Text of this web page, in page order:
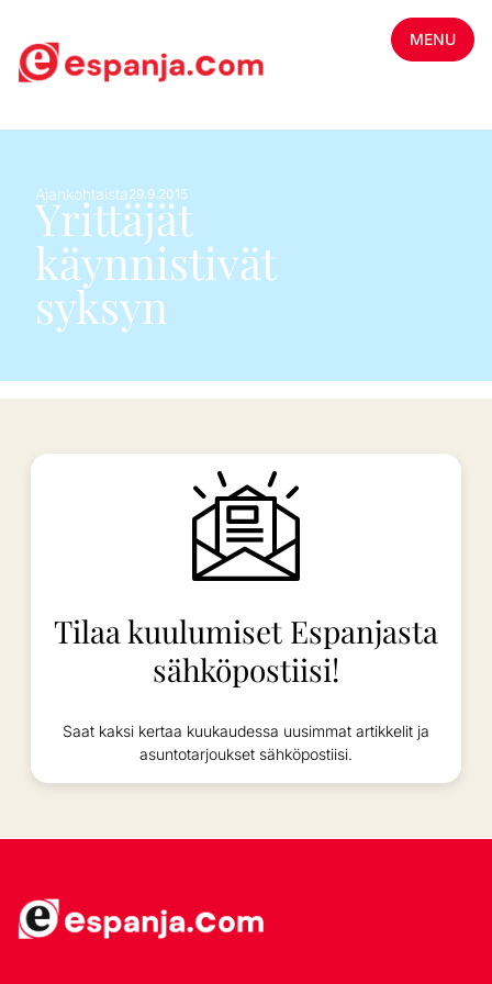
MENU
Ajankohtaista29.9.2015
Yrittäjät
käynnistivät
syksyn
Tilaa kuulumiset Espanjasta
sähköpostiisi!
Saat kaksi kertaa kuukaudessa uusimmat artikkelit ja
asuntotarjoukset sähköpostiisi.